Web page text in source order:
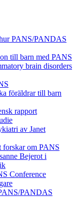
PANS/PANDAS
till barn med PANS
brain disorders
föräldrar till barn
rapport
av Janet
forskar om PANS
Bejerot i
Conference
PANDAS